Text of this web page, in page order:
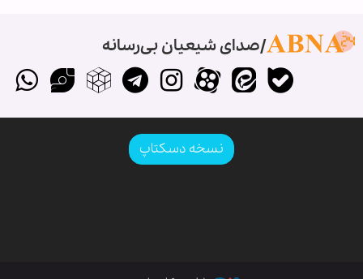
صدای شیعیان بی‌رسانه
نسخه دسکتاپ